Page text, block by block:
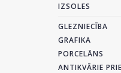
IZSOLES
GLEZNIECĪBA
GRAFIKA
PORCELĀNS
ANTIKVĀRIE